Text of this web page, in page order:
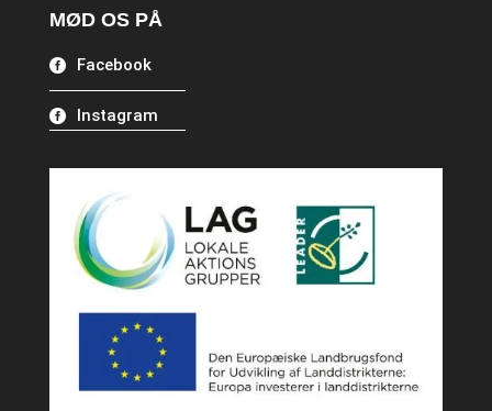
MØD OS PÅ
Facebook
Instagram